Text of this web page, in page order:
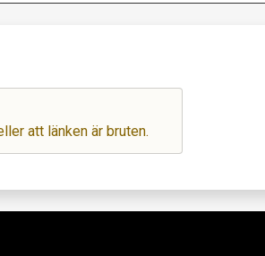
att länken är bruten.